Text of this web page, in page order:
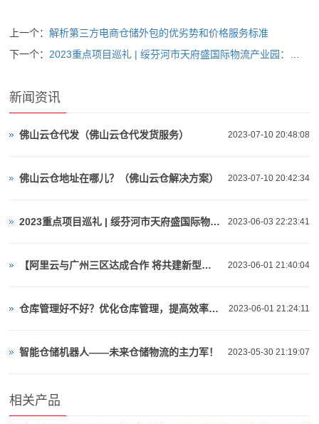
上一个：解析第三方电商仓储外包的优劣势和价格服务标准
下一个： 2023重点项目巡礼 | 绥芬河市天府盛国际物流产业园：对俄“云仓平台”
新闻资讯
2023-07-10 20:48:08
佛山云仓代发（佛山云仓代发货服务）
2023-07-10 20:42:34
佛山云仓地址在哪儿？（佛山云仓解决方案）
2023-06-03 22:23:41
2023重点项目巡礼 | 绥芬河市天府盛国际物流产业园：对俄“云仓平台”
2023-06-01 21:40:04
【阿里云与广州三区达成合作 将共建新型算力基础设施、人工智能等】视频介绍
2023-06-01 21:24:11
仓库管理好不好？优化仓库管理，提高效率与准确性！
2023-05-30 21:19:07
智能仓储机器人——未来仓储物流的主力军！
相关产品